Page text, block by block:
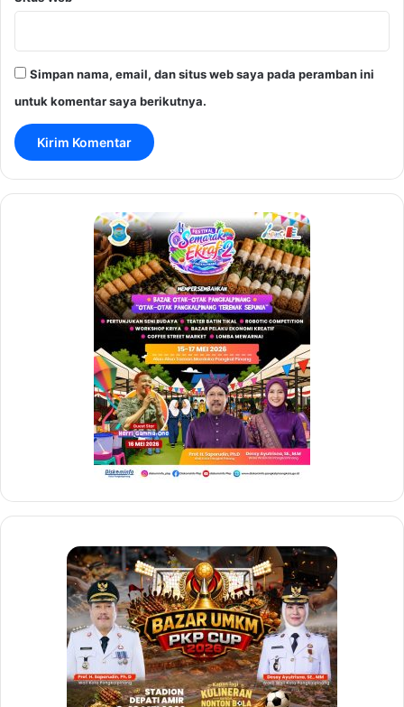
Simpan nama, email, dan situs web saya pada peramban ini
untuk komentar saya berikutnya.